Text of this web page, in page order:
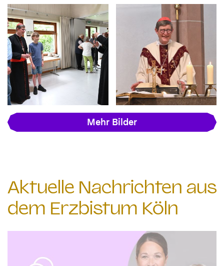
Mehr Bilder
Aktuelle Nachrichten aus
dem Erzbistum Köln